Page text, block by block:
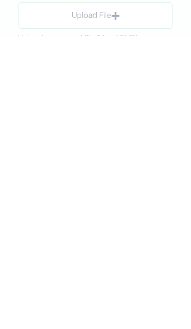
Upload File
Upload supported file (Max 15MB)